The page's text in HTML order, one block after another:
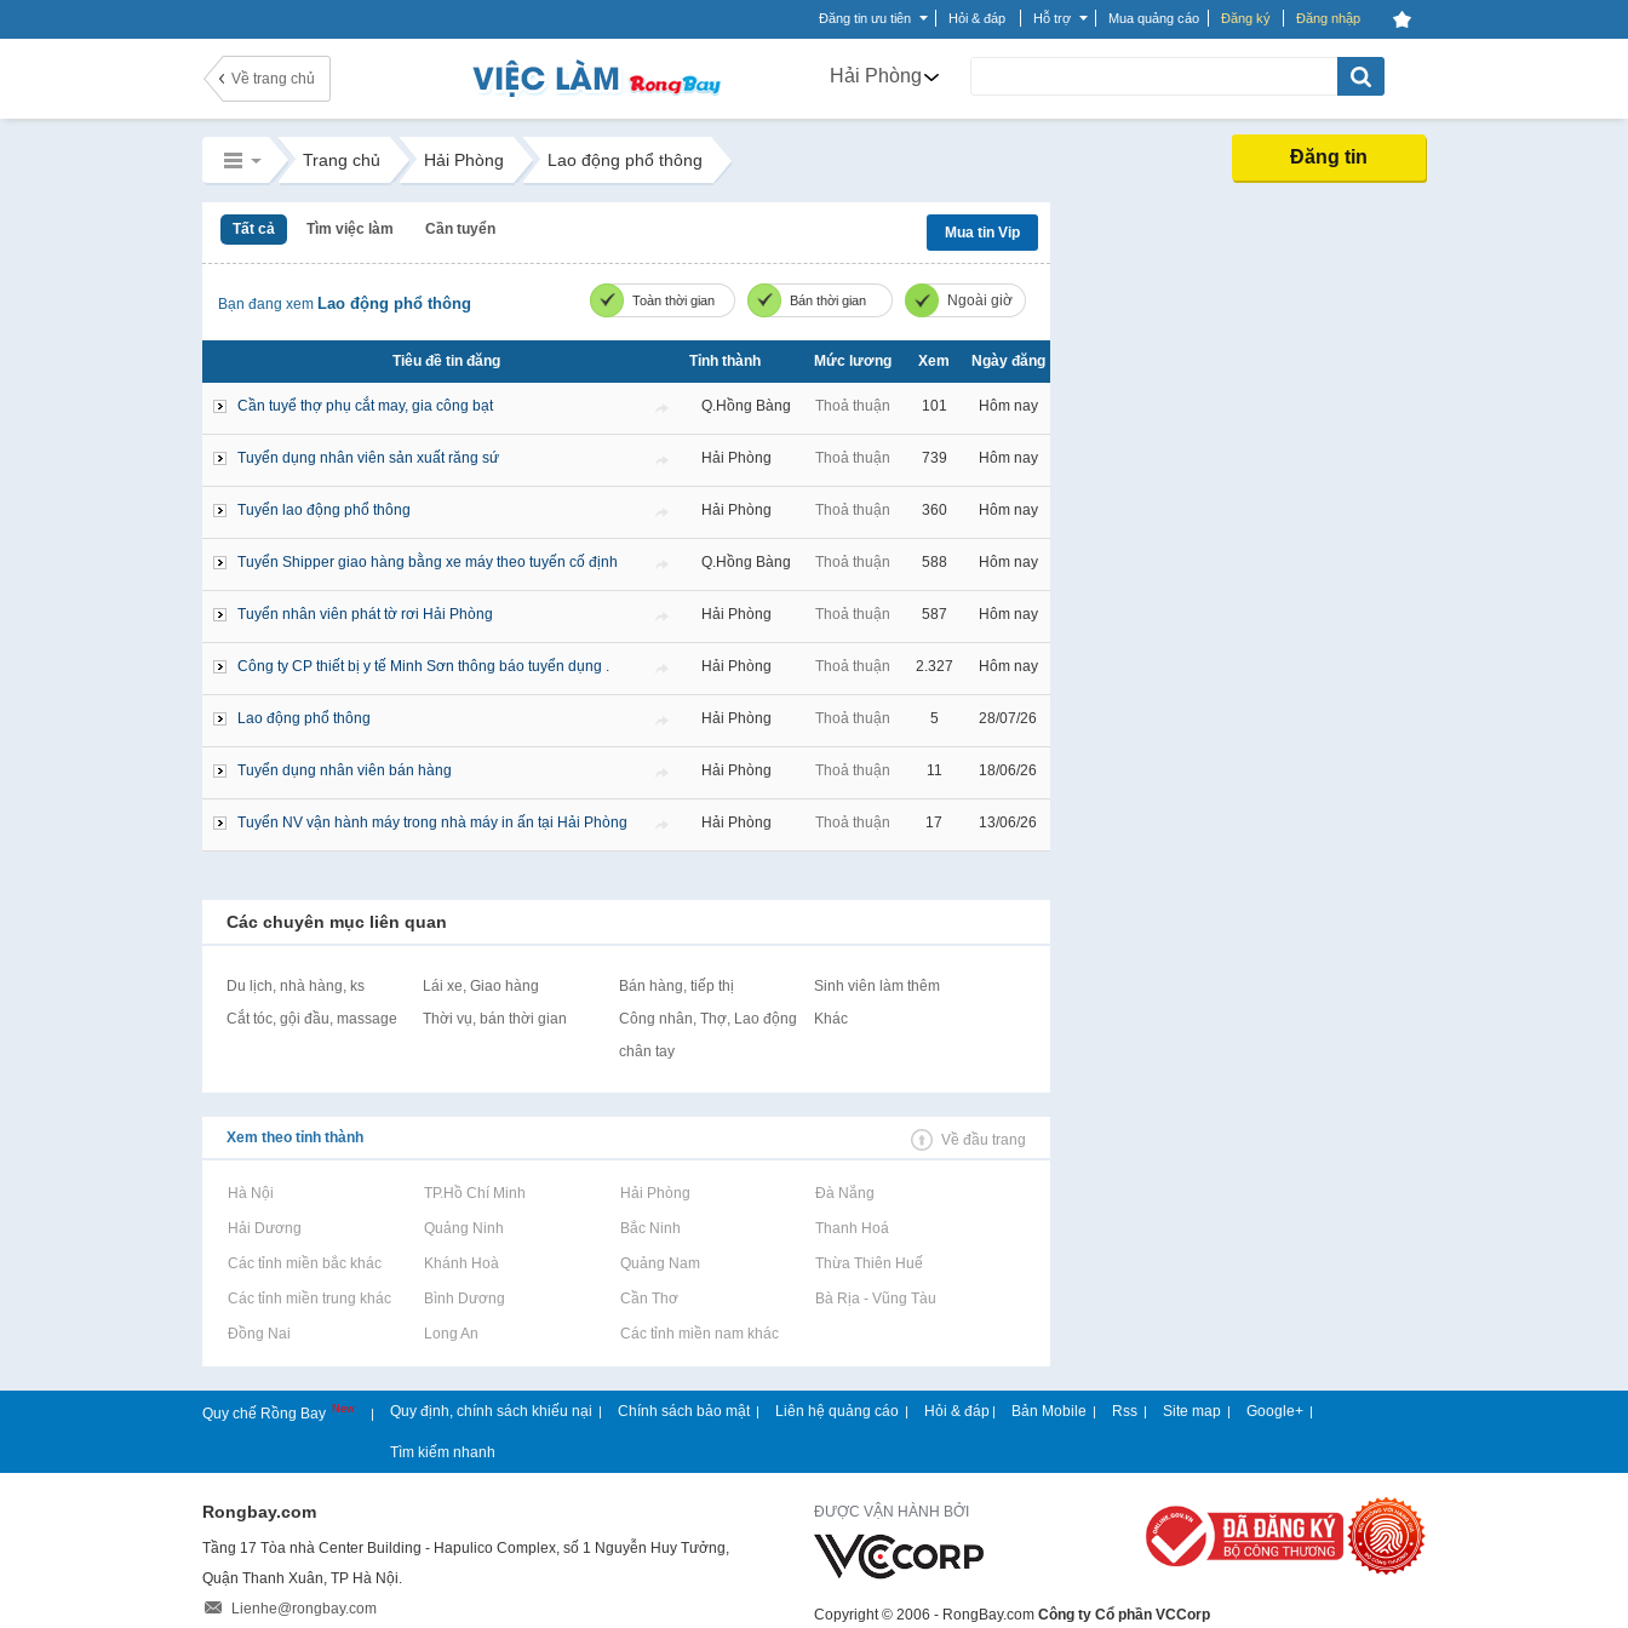
Đăng tin ưu tiên Hỏi & đáp Hỗ trợ Mua quảng cáo Đăng ký Đăng nhập
Về trang chủ Hải Phòng
Trang chủ Hải Phòng Lao động phổ thông Đăng tin
Tất cả Tìm việc làm Cần tuyển Mua tin Vip
Bạn đang xem Lao động phổ thông Toàn thời gian Bán thời gian Ngoài giờ
Tiêu đề tin đăng Tỉnh thành Mức lương Xem Ngày đăng
Cần tuyể thợ phụ cắt may, gia công bạt Q.Hồng Bàng Thoả thuận 101 Hôm nay
Tuyển dụng nhân viên sản xuất răng sứ Hải Phòng Thoả thuận 739 Hôm nay
Tuyển lao động phổ thông Hải Phòng Thoả thuận 360 Hôm nay
Tuyển Shipper giao hàng bằng xe máy theo tuyến cố định Q.Hồng Bàng Thoả thuận 588 Hôm nay
Tuyển nhân viên phát tờ rơi Hải Phòng Hải Phòng Thoả thuận 587 Hôm nay
Công ty CP thiết bị y tế Minh Sơn thông báo tuyển dụng . Hải Phòng Thoả thuận 2.327 Hôm nay
Lao động phổ thông Hải Phòng Thoả thuận 5 28/07/26
Tuyển dụng nhân viên bán hàng Hải Phòng Thoả thuận 11 18/06/26
Tuyển NV vận hành máy trong nhà máy in ấn tại Hải Phòng Hải Phòng Thoả thuận 17 13/06/26
Các chuyên mục liên quan
Du lịch, nhà hàng, ks Lái xe, Giao hàng Bán hàng, tiếp thị
Sinh viên làm thêm
Cắt tóc, gội đầu, massage
Thời vụ, bán thời gian
Công nhân, Thợ, Lao động
chân tay
Khác
Xem theo tỉnh thành Về đầu trang
Rao vặt tại Hà Nội Rao vặt tại TP.Hồ Chí Minh Rao vặt tại Hải Phòng Rao vặt tại Đà Nẵng
Rao vặt tại Hải Dương Rao vặt tại Quảng Ninh Rao vặt tại Bắc Ninh Rao vặt tại Thanh Hoá
Rao vặt tại Các tỉnh miền bắc khácRao vặt tại Khánh Hoà Rao vặt tại Quảng Nam Rao vặt tại Thừa Thiên Huế
Rao vặt tại Các tỉnh miền trung khácRao vặt tại Bình Dương Rao vặt tại Cần Thơ Rao vặt tại Bà Rịa - Vũng Tàu
Rao vặt tại Đồng Nai Rao vặt tại Long An Rao vặt tại Các tỉnh miền nam khác
Quy chế Rồng Bay New | Quy định, chính sách khiếu nại | Chính sách bảo mật | Liên hệ quảng cáo | Hỏi & đáp | Bản Mobile | Rss | Site map | Google+ |
Tìm kiếm nhanh
Rongbay.com
Tầng 17 Tòa nhà Center Building - Hapulico Complex, số 1 Nguyễn Huy Tưởng,
Quận Thanh Xuân, TP Hà Nội.
Lienhe@rongbay.com
ĐƯỢC VẬN HÀNH BỞI
Copyright © 2006 - RongBay.com Công ty Cổ phần VCCorp